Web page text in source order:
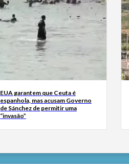
EUA garantem que Ceuta é
espanhola, mas acusam Governo
de Sánchez de permitir uma
“invasão”